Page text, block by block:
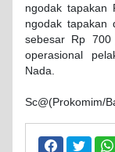
ngodak tapakan
ngodak tapakan
sebesar Rp
operasional
Nada.
Sc@(Prokomim/